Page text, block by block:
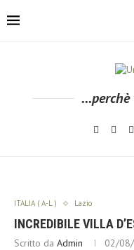
ITALIA ( A-L ) Lazio
INCREDIBILE VILLA
Scritto da Admin 02/